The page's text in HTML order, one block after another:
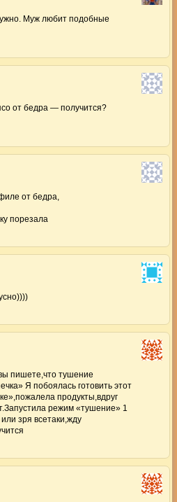
Муж любит подобные
от бедра — получится?
от бедра,
порезала
пишете,что тушение
Я побоялась готовить этот
продукты,вдруг
режим «тушение» 1
зря всетаки,жду